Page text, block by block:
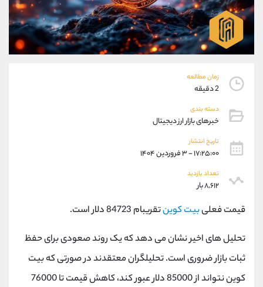
زمان مطالعه
2 دقیقه
دسته بندی
خبرهای بازار ارز دیجیتال
تاریخ انتشار
۱۷:۲۵:۰۰ - ۳ فروردین ۱۴۰۴
تعداد بازدید
۸,۶۱۲ بار
قیمت فعلیبیت کوینتقریبام 84723 دلار است.
تحلیل های اخیر نشان می دهد که یک روند صعودی برای حفظ
ثبات بازار ضروری است. تحلیلگران معتقدند در صورتی که بیت
کوین نتواند از 85000 دلار عبور کند، کاهش قیمت تا 76000
09194198792
واتساپ شروع گفتگو
تلگرام @Armteam_admin_33
داخلی 118
پشتیبان فروش
واتساپ
داخلی
اطلاعات تماس (دفتر فروش)
تلفن 021-22021040
اینستاگرام @alireza.mehrabii
@alirezamehrabi_com
کانال بله @alirezamehrabi_official